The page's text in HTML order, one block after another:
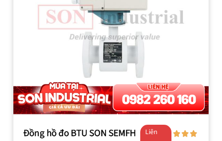
Đồng hồ đo BTU SON SEMFH
Liên